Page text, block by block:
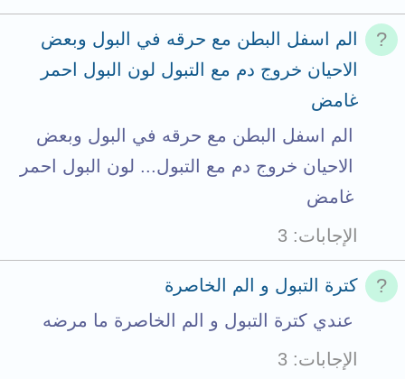
الم اسفل البطن مع حرقه في البول وبعض
الاحيان خروج دم مع التبول لون البول احمر
غامض
الم اسفل البطن مع حرقه في البول وبعض
الاحيان خروج دم مع التبول... لون البول احمر
غامض
الإجابات
3
كترة التبول و الم الخاصرة
عندي كترة التبول و الم الخاصرة ما مرضه
الإجابات
3